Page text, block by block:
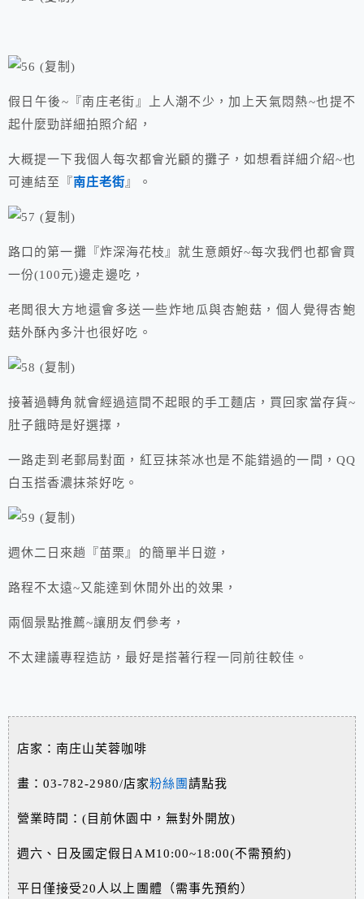
假日午後~『南庄老街』上人潮不少，加上天氣悶熱~也提不
起什麼勁詳細拍照介紹，
大概提一下我個人每次都會光顧的攤子，如想看詳細介紹~也
可連結至『南庄老街』。
路口的第一攤『炸深海花枝』就生意頗好~每次我們也都會買
一份(100元)邊走邊吃，
老闆很大方地還會多送一些炸地瓜與杏鮑菇，個人覺得杏鮑
菇外酥內多汁也很好吃。
接著過轉角就會經過這間不起眼的手工麵店，買回家當存貨~
肚子餓時是好選擇，
一路走到老郵局對面，紅豆抹茶冰也是不能錯過的一間，QQ
白玉搭香濃抹茶好吃。
週休二日來趟『苗栗』的簡單半日遊，
路程不太遠~又能達到休閒外出的效果，
兩個景點推薦~讓朋友們參考，
不太建議專程造訪，最好是搭著行程一同前往較佳。
店家：南庄山芙蓉咖啡
畫：03-782-2980/店家粉絲團 請點我
營業時間：(目前休園中，無對外開放)
週六、日及國定假日AM10:00~18:00(不需預約)
平日僅接受20人以上團體（需事先預約）